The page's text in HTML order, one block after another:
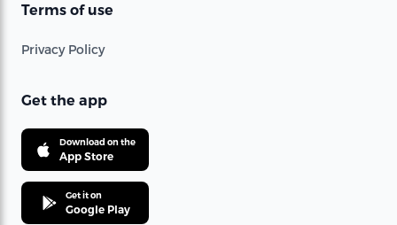
Terms of use
Privacy Policy
Get the app
Download on the
App Store
Get it on
Google Play